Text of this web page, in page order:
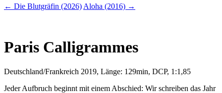
← Die Blutgräfin (2026) Aloha (2016) →
Paris Calligrammes
Deutschland/Frankreich 2019, Länge: 129min, DCP, 1:1,85
Jeder Aufbruch beginnt mit einem Abschied: Wir schreiben das Jahr